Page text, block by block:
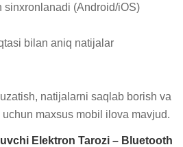
sinxronlanadi (Android/iOS)
bilan aniq natijalar
natijalarni saqlab borish va
maxsus mobil ilova mavjud.
Elektron Tarozi – Bluetooth